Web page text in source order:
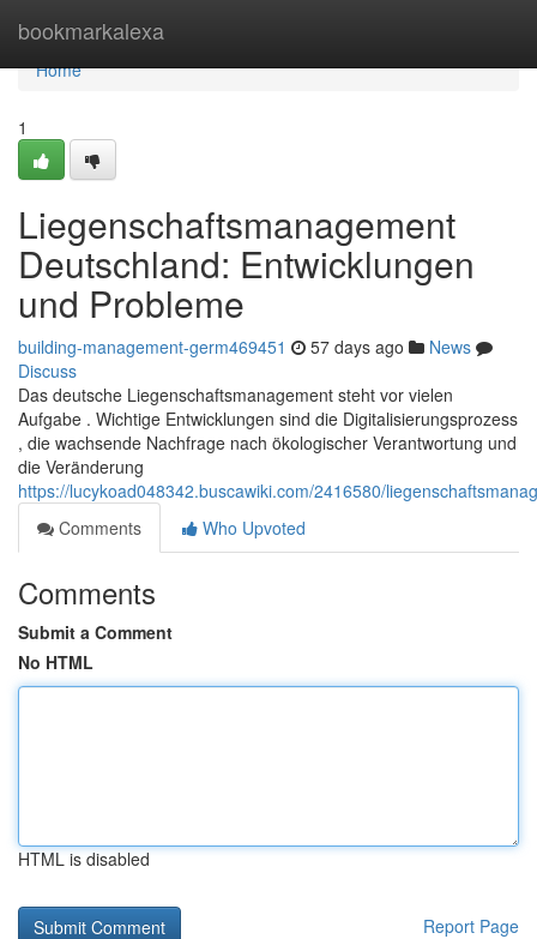
bookmarkalexa
Home
Home
1
Liegenschaftsmanagement
Deutschland: Entwicklungen
und Probleme
building-management-germ469451 57 days ago
News
Discuss
Das deutsche Liegenschaftsmanagement steht vor vielen
Aufgabe . Wichtige Entwicklungen sind die Digitalisierungsprozess
, die wachsende Nachfrage nach ökologischer Verantwortung und
die Veränderung
https://lucykoad048342.buscawiki.com/2416580/
Comments
Who Upvoted
Comments
Submit a Comment
No HTML
HTML is disabled
Report Page